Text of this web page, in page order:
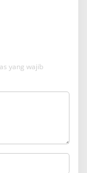
yang wajib